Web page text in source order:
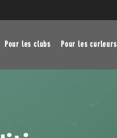
Pour les clubs Pour les curleurs